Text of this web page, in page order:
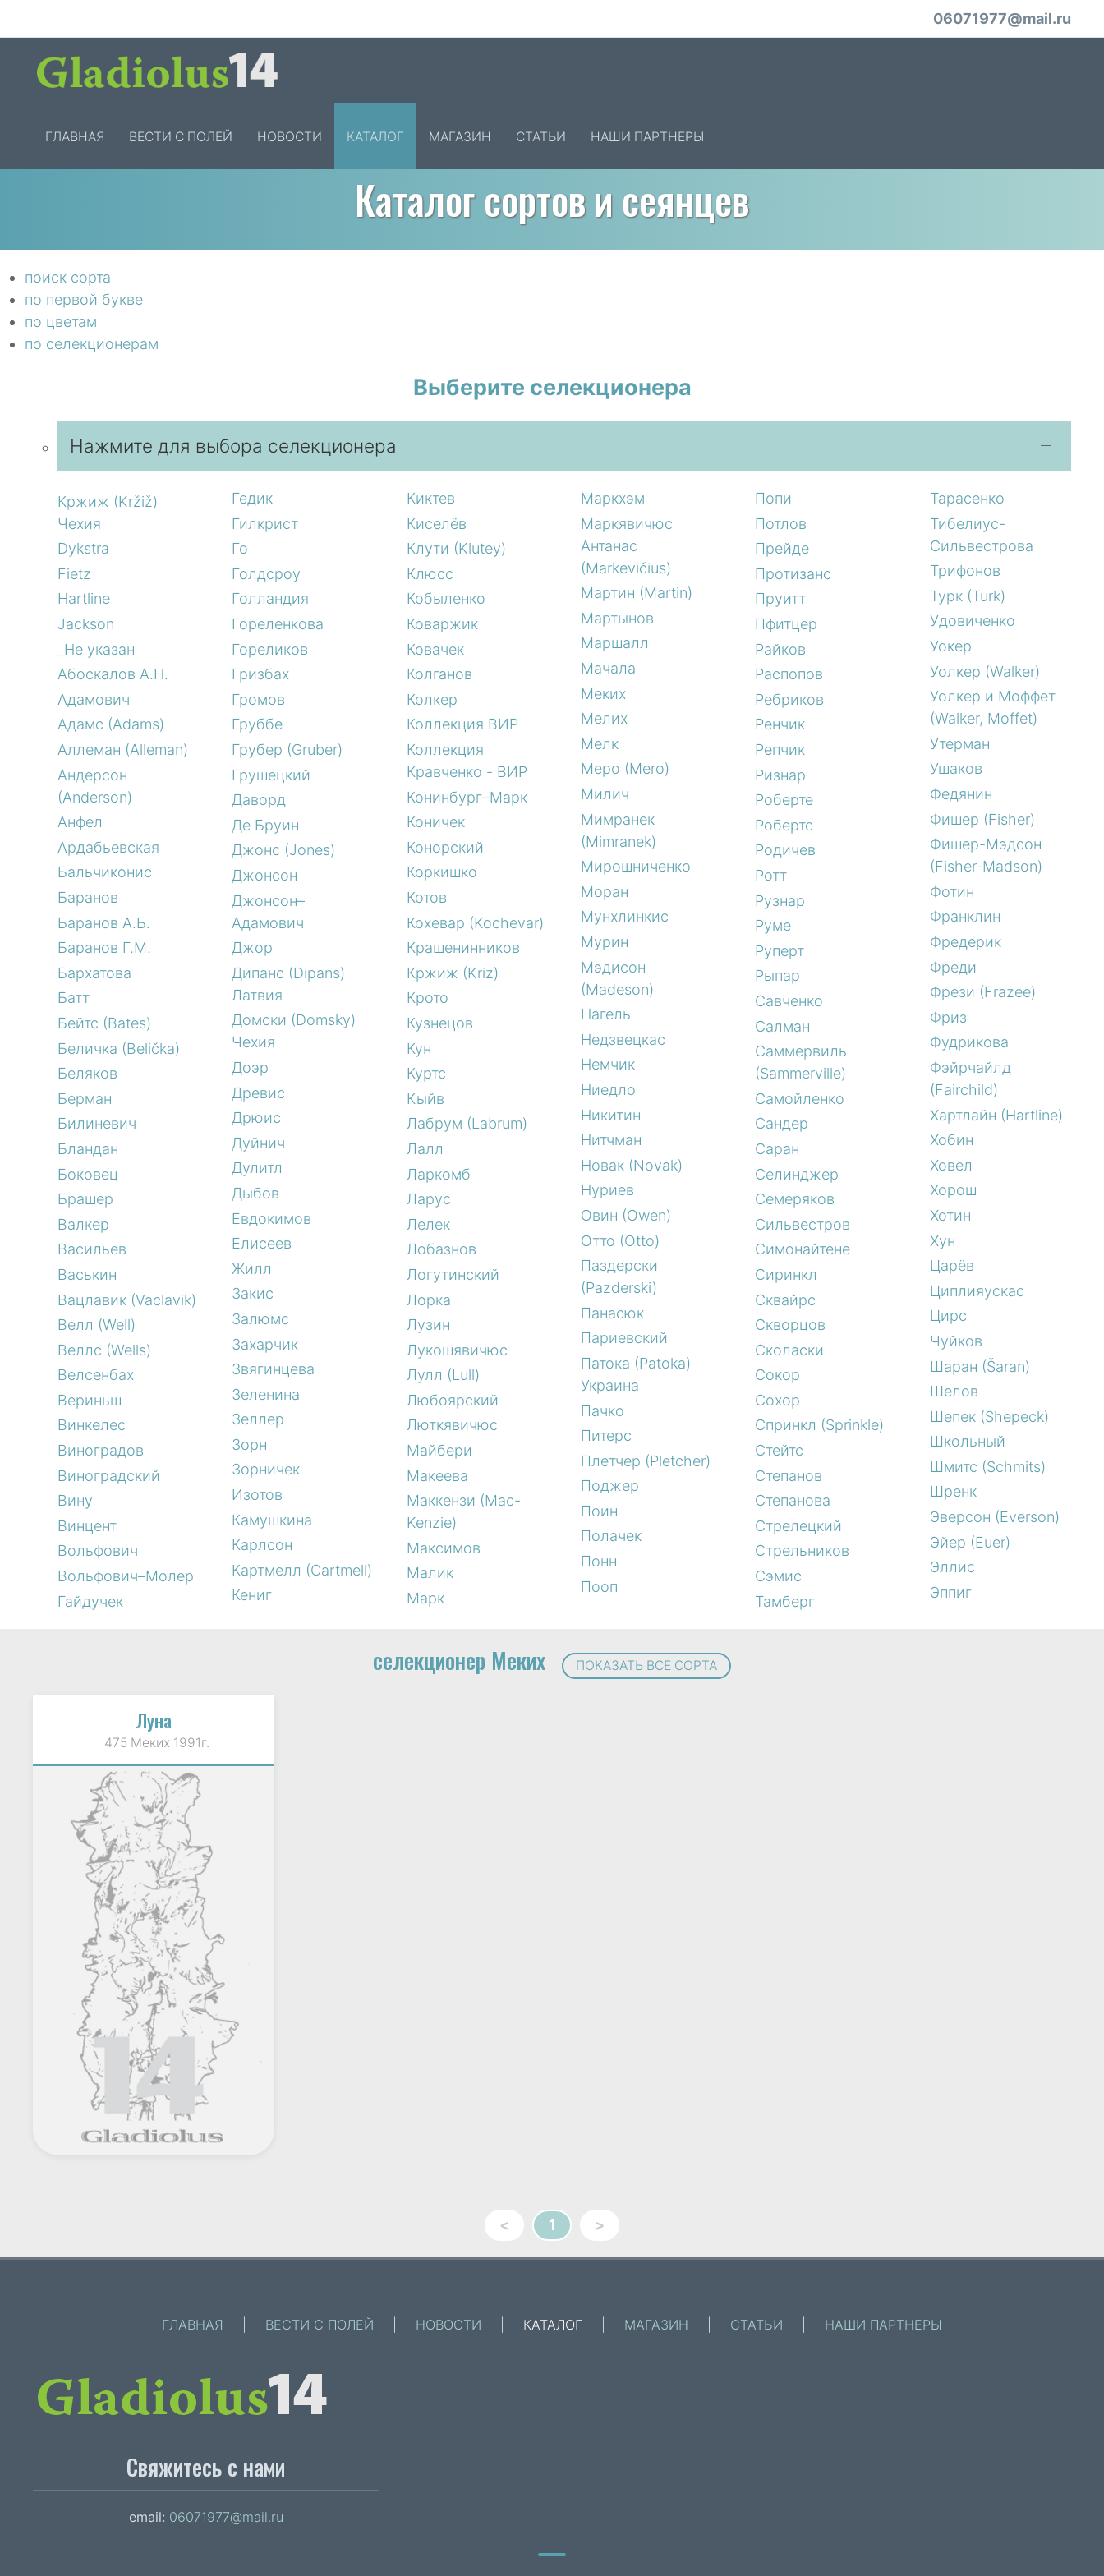
06071977@mail.ru
ГЛАВНАЯ ВЕСТИ С ПОЛЕЙ НОВОСТИ КАТАЛОГ МАГАЗИН СТАТЬИ НАШИ ПАРТНЕРЫ
Каталог сортов и сеянцев
поиск сорта
по первой букве
по цветам
по селекционерам
Выберите селекционера
Нажмите для выбора селекционера
Кржиж (Kržiž)
Чехия
Dykstra
Fietz
Hartline
Jackson
_Не указан
Абоскалов А.Н.
Адамович
Адамс (Adams)
Аллеман (Alleman)
Андерсон
(Anderson)
Анфел
Ардабьевская
Бальчиконис
Баранов
Баранов А.Б.
Баранов Г.М.
Бархатова
Батт
Бейтс (Bates)
Беличка (Belička)
Беляков
Берман
Билиневич
Бландан
Боковец
Брашер
Валкер
Васильев
Васькин
Вацлавик (Vaclavik)
Велл (Well)
Веллс (Wells)
Велсенбах
Вериньш
Винкелес
Виноградов
Виноградский
Вину
Винцент
Вольфович
Вольфович–Молер
Гайдучек
Гедик
Гилкрист
Го
Голдсроу
Голландия
Гореленкова
Гореликов
Гризбах
Громов
Груббе
Грубер (Gruber)
Грушецкий
Даворд
Де Бруин
Джонс (Jones)
Джонсон
Джонсон–
Адамович
Джор
Дипанс (Dipans)
Латвия
Домски (Domsky)
Чехия
Доэр
Древис
Дрюис
Дуйнич
Дулитл
Дыбов
Евдокимов
Елисеев
Жилл
Закис
Залюмс
Захарчик
Звягинцева
Зеленина
Зеллер
Зорн
Зорничек
Изотов
Камушкина
Карлсон
Картмелл (Cartmell)
Кениг
Киктев
Киселёв
Клути (Klutey)
Клюсс
Кобыленко
Коваржик
Ковачек
Колганов
Колкер
Коллекция ВИР
Коллекция
Кравченко - ВИР
Конинбург–Марк
Коничек
Конорский
Коркишко
Котов
Кохевар (Kochevar)
Крашенинников
Кржиж (Kriz)
Крото
Кузнецов
Кун
Куртс
Кыйв
Лабрум (Labrum)
Лалл
Ларкомб
Ларус
Лелек
Лобазнов
Логутинский
Лорка
Лузин
Лукошявичюс
Лулл (Lull)
Любоярский
Люткявичюс
Майбери
Макеева
Маккензи (Mac-
Kenzie)
Максимов
Малик
Марк
Маркхэм
Маркявичюс
Антанас
(Markevičius)
Мартин (Martin)
Мартынов
Маршалл
Мачала
Меких
Мелих
Мелк
Меро (Mero)
Милич
Мимранек
(Mimranek)
Мирошниченко
Моран
Мунхлинкис
Мурин
Мэдисон
(Madeson)
Нагель
Недзвецкас
Немчик
Ниедло
Никитин
Нитчман
Новак (Novak)
Нуриев
Овин (Owen)
Отто (Otto)
Паздерски
(Pazderski)
Панасюк
Париевский
Патока (Patoka)
Украина
Пачко
Питерс
Плетчер (Pletcher)
Поджер
Поин
Полачек
Понн
Пооп
Попи
Потлов
Прейде
Протизанс
Пруитт
Пфитцер
Райков
Распопов
Ребриков
Ренчик
Репчик
Ризнар
Роберте
Робертс
Родичев
Ротт
Рузнар
Руме
Руперт
Рыпар
Савченко
Салман
Саммервиль
(Sammerville)
Самойленко
Сандер
Саран
Селинджер
Семеряков
Сильвестров
Симонайтене
Сиринкл
Сквайрс
Скворцов
Сколаски
Сокор
Сохор
Спринкл (Sprinkle)
Стейтс
Степанов
Степанова
Стрелецкий
Стрельников
Сэмис
Тамберг
Тарасенко
Тибелиус-
Сильвестрова
Трифонов
Турк (Turk)
Удовиченко
Уокер
Уолкер (Walker)
Уолкер и Моффет
(Walker, Moffet)
Утерман
Ушаков
Федянин
Фишер (Fisher)
Фишер-Мэдсон
(Fisher-Madson)
Фотин
Франклин
Фредерик
Фреди
Фрези (Frazee)
Фриз
Фудрикова
Фэйрчайлд
(Fairchild)
Хартлайн (Hartline)
Хобин
Ховел
Хорош
Хотин
Хун
Царёв
Циплияускас
Цирс
Чуйков
Шаран (Šaran)
Шелов
Шепек (Shepeck)
Школьный
Шмитс (Schmits)
Шренк
Эверсон (Everson)
Эйер (Euer)
Эллис
Эппиг
селекционер Меких ПОКАЗАТЬ ВСЕ СОРТА
Луна
475 Меких 1991г.
< 1 >
ГЛАВНАЯ ВЕСТИ С ПОЛЕЙ НОВОСТИ КАТАЛОГ МАГАЗИН СТАТЬИ НАШИ ПАРТНЕРЫ
Свяжитесь с нами
email: 06071977@mail.ru